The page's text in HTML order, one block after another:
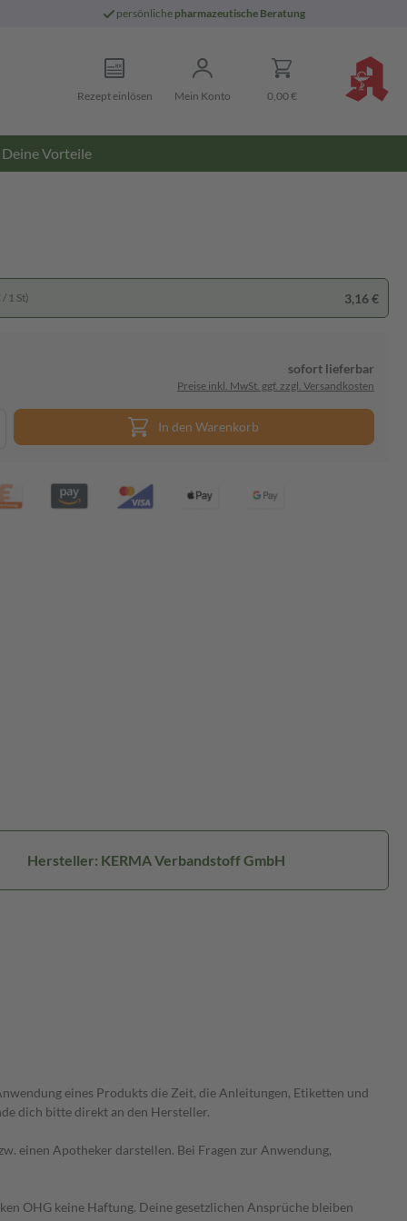
persönliche pharmazeutische Beratung
Rezept einlösen Mein Konto 0,00 €
Deine Vorteile
1 St) 3,16 €
sofort lieferbar
Preise inkl. MwSt. ggf. zzgl. Versandkosten
In den Warenkorb
Hersteller: KERMA Verbandstoff GmbH
eines Produkts die Zeit, die Anleitungen, Etiketten und
dich bitte direkt an den Hersteller.
einen Apotheker darstellen. Bei Fragen zur Anwendung,
OHG keine Haftung. Deine gesetzlichen Ansprüche bleiben